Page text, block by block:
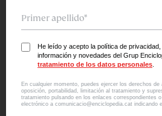
He leído y acepto la política de
información y novedades del Grup
tratamiento de los datos personales
En cualquier momento, puedes ejercer los derechos de
oposición, portabilidad, limitación al tratamiento y
tratamiento pulsando en los enlaces correspondientes
electrónico a comunicacio@enciclopedia.cat indicando